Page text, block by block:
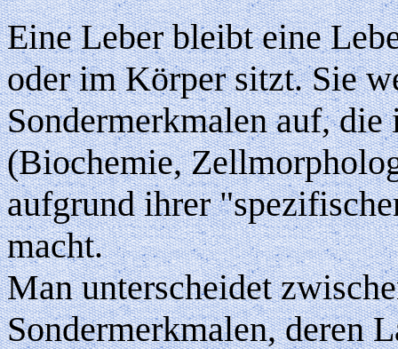
Eine Leber bleibt eine
oder im Körper sitzt. Sie
Sondermerkmalen auf,
(Biochemie,
aufgrund ihrer
macht.
Man unterscheidet
Sondermerkmalen, deren